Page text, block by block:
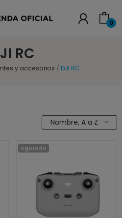
0
RC
y accesorios DJI RC
Nombre, A a Z
Agotado